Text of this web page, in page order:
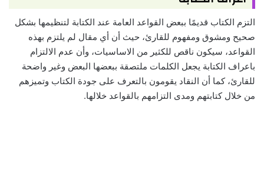
التزم الكتاب قديمًا ببعض القواعد العامة عند الكتابة لتنظيمها بشكل
صحيح ومشوق ومفهوم للقارئ، حيث أن أي مقال لم يلتزم بهذه
القواعد، سيكون ناقص للكثير من الاساسيات، وأن عدم الالتزام
باعراف الكتابة يجعل الكلمات ملتصقة ببعضها البعض وغير واضحة
للقارئ، كما أن النقاد يقومون بالتعرف على جودة الكتاب وتميزهم
من خلال كتابتهم ومدى التزامهم بالقواعد خلالها.